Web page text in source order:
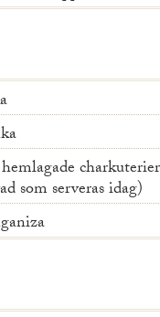
hemlagade
som serveras idag)